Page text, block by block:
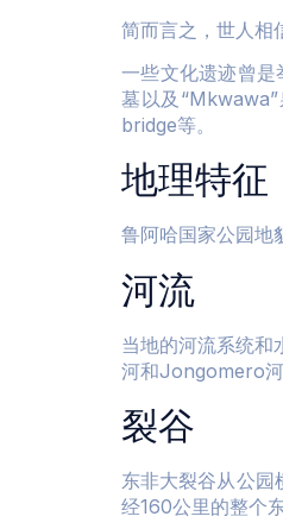
简而言之，世人相
一些文化遗迹曾
墓以及
bridge等。
地理特征
鲁阿哈国家公园地
河流
当地的河流系统和
河和Jongomero河
裂谷
东非大裂谷从公园
经160公里的整个